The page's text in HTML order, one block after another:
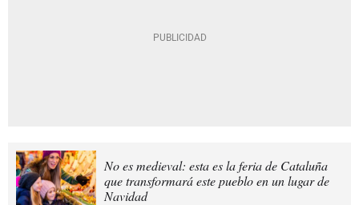
No es medieval: esta es la feria de Cataluña
que transformará este pueblo en un lugar de
Navidad